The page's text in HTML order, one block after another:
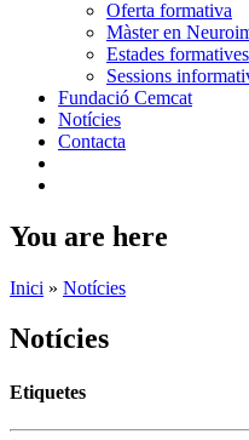
Oferta formativa
Màster en
Estades formatives
Sessions
Fundació Cemcat
Notícies
Contacta
You are here
Inici » Notícies
Notícies
Etiquetes